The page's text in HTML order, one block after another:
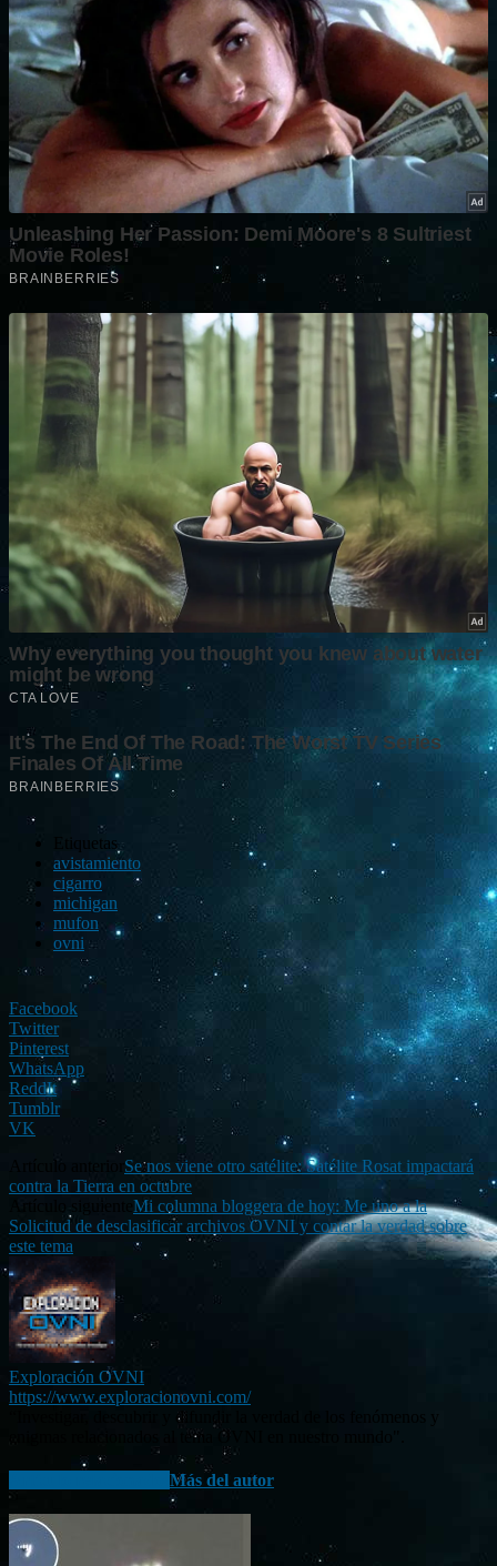
Etiquetas
avistamiento
cigarro
michigan
mufon
ovni
Facebook
Twitter
Pinterest
WhatsApp
ReddIt
Tumblr
VK
Se nos viene otro satélite: Satélite Rosat impactará
contra la Tierra en octubre
Mi columna bloggera de hoy: Me uno a la
Solicitud de desclasificar archivos OVNI y contar la verdad sobre
este tema
Exploración OVNI
https://www.exploracionovni.com/
“Investigar, descubrir y difundir la verdad de los fenómenos y
enigmas relacionados al tema OVNI en nuestro mundo".
Más del autor